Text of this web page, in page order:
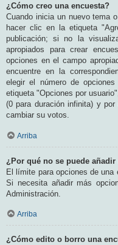
¿Cómo creo una encuesta?
Cuando inicia un nuevo tema
hacer clic en la etiqueta
publicación; si no la
apropiados para crear
opciones en el campo
encuentre en la
elegir el número de
etiqueta "Opciones por
(0 para duración infinita) y
cambiar su votos.
Arriba
¿Por qué no se puede
El límite para opciones de una
Si necesita añadir más
Administración.
Arriba
¿Cómo edito o borro una